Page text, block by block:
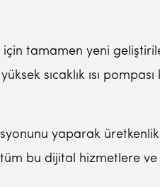
için tamamen yeni
sıcaklık ısı pompası
yaparak üretkenlik
bu dijital hizmetlere